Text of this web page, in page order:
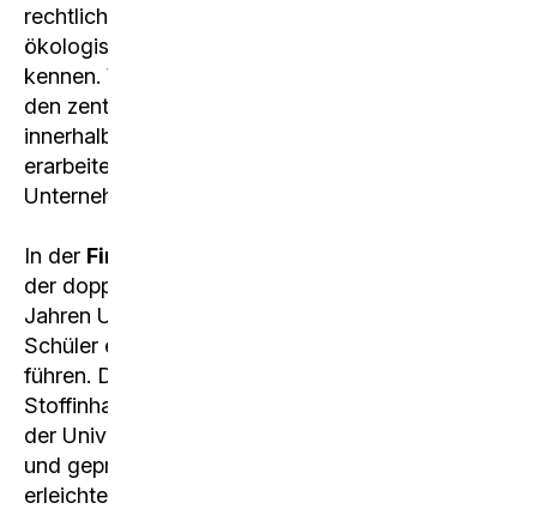
rechtlichen, wirtschaftlichen, sozialen und
ökologischen Einflüsse auf ein Unternehmen
kennen. Wir befassen uns mit dem Aufbau sowie
den zentralen Prozessen und Vorgängen
innerhalb eines Unternehmens und vertiefen die
erarbeiteten theoretischen Kenntnisse bei
Unternehmensbesuchen.
In der Finanzbuchhaltung
der doppelten Buchhaltung kennen. Nach zwei
Jahren Unterricht können die Schülerinnen und
Schüler eine Buchhaltung, z.B. die ihres Vereins,
führen. Das Schwerpunkfach deckt den
Stoffinhalt des im ersten Studien-Semester an
der Universität St. Gallen (HSG) angebotenen
und geprüften Buchhaltungs-Kurses ab und
erleichtert den Studierenden damit den Einstieg